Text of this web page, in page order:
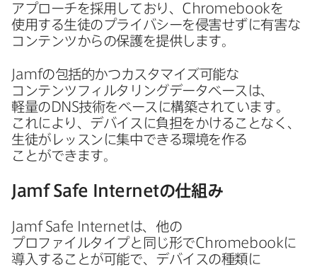
アプローチを​採用しており、 Chromebookを​
使用する​生徒の​プライバシーを​侵害せずに​有害な​
コンテンツからの​保護を​提供します。
Jamfの​包括的かつカスタマイズ可能な​
コンテンツフィルタリングデータベースは、​
軽量の DNS技術を​ベースに​構築されています。​
これに​より、​デバイスに​負担を​かける​ことなく、​
生徒が​レッスンに​集中できる​環境を​作る​
ことができます。
Jamf Safe Internetの​仕組み
Jamf Safe Internetは、​他の​
プロファイルタイプと​同じ形でChromebookに​
導入する​ことが​可能で、​デバイスの​種類に​